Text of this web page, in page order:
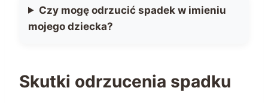
Czy mogę odrzucić spadek w imieniu
mojego dziecka?
Skutki odrzucenia spadku